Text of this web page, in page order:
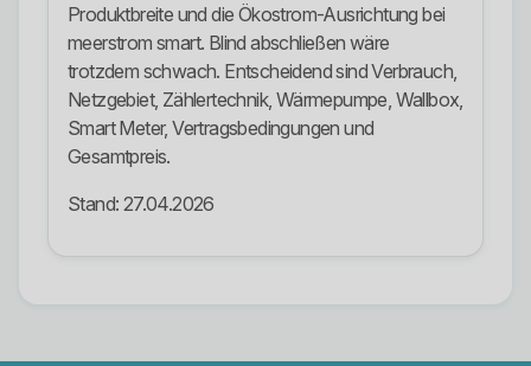
Produktbreite und die Ökostrom-Ausrichtung bei
meerstrom smart. Blind abschließen wäre
trotzdem schwach. Entscheidend sind Verbrauch,
Netzgebiet, Zählertechnik, Wärmepumpe, Wallbox,
Smart Meter, Vertragsbedingungen und
Gesamtpreis.
Stand: 27.04.2026